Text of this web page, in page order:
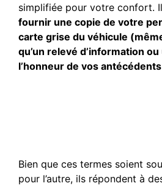
simplifiée pour votre confort.
fournir une copie de votre
carte grise du véhicule
qu’un relevé d’information
l’honneur de vos antécédents
Bien que ces termes soient
pour l’autre, ils répondent à